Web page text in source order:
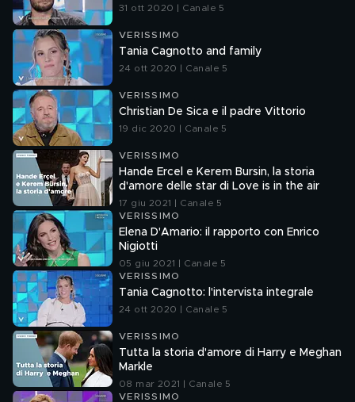
31 ott 2020 | Canale 5
VERISSIMO
Tania Cagnotto and family
24 ott 2020 | Canale 5
VERISSIMO
Christian De Sica e il padre Vittorio
19 dic 2020 | Canale 5
VERISSIMO
Hande Ercel e Kerem Bursin, la storia
d'amore delle star di Love is in the air
17 giu 2021 | Canale 5
VERISSIMO
Elena D'Amario: il rapporto con Enrico
Nigiotti
05 giu 2021 | Canale 5
VERISSIMO
Tania Cagnotto: l'intervista integrale
24 ott 2020 | Canale 5
VERISSIMO
Tutta la storia d'amore di Harry e Meghan
Markle
08 mar 2021 | Canale 5
VERISSIMO